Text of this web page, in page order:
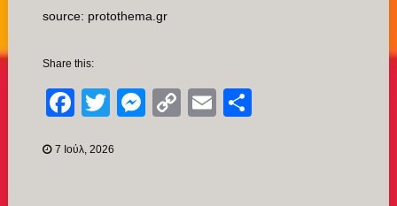
source: protothema.gr
Share this:
Facebook
TwitterMessenger
CopyEmail
7 Ιούλ, 2026